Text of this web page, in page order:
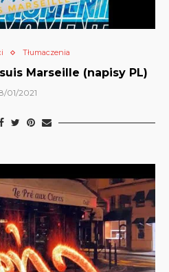
Tłumaczenia
Marseille (napisy PL)
01/2021